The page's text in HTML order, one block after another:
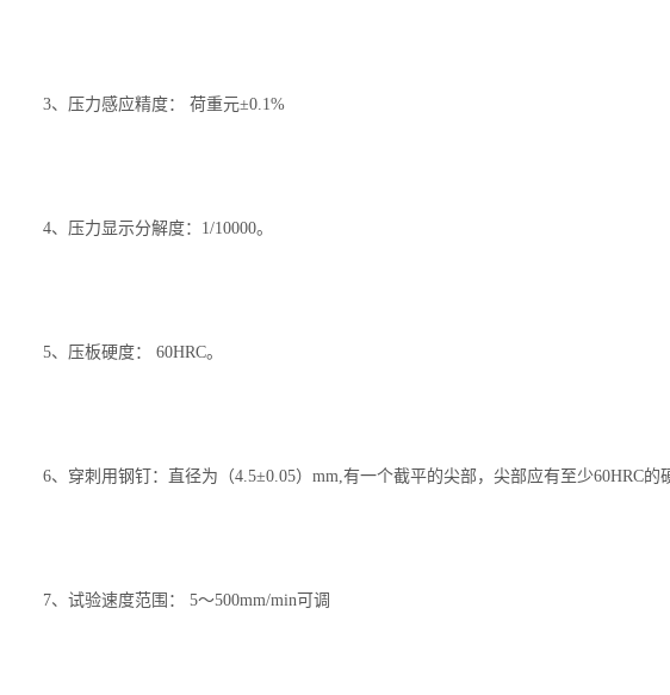
3、压力感应精度： 荷重元±0.1%
4、压力显示分解度：1/10000。
5、压板硬度： 60HRC。
6、穿刺用钢钉：直径为（4.5±0.05）mm,有一个截平的尖部，尖部应有至少60HRC的
7、试验速度范围： 5～500mm/min可调